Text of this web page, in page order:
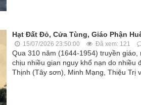
Hạt Đất Đỏ, Cửa Tùng, Giáo Phận
15/07/2026 23:50:00 Đã xem: 121
Qua 310 năm (1644-1954) truyền
chịu nhiều gian nguy khổ nạn do nhiều
Thịnh (Tây sơn), Minh Mạng, Thiệu Trị